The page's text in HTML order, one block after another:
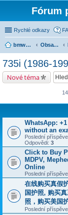
Fórum
Rychlé odkazy
bmw7er-club.cz Obsah fóra
735i (1986-
Nové téma
WhatsApp:
without an
Poslední
Odpovědi: 3
Click to Buy
MDPV,
Online
Poslední
在线购买真假
国护照, 购买
照，购买美国
Poslední